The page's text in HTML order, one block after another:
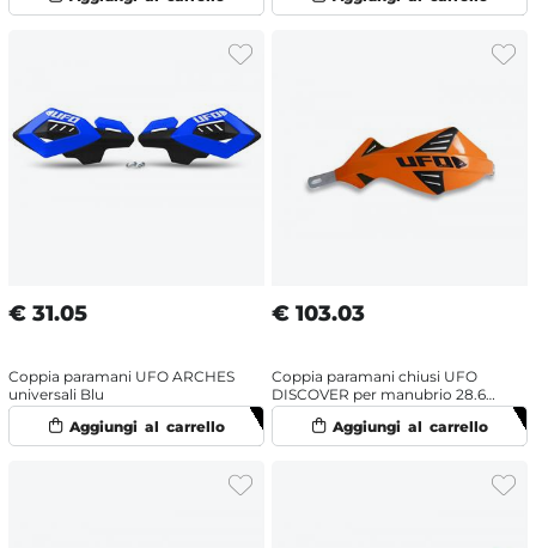
€ 31.05
Coppia paramani UFO ARCHES
universali Blu
€ 103.03
Coppia paramani chiusi UFO
DISCOVER per manubrio 28.6
mm Arancione